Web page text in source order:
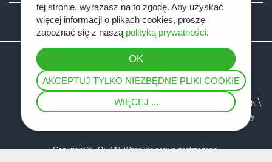
tej stronie, wyrażasz na to zgodę. Aby uzyskać
więcej informacji o plikach cookies, proszę
zapoznać się z naszą polityką prywatności.
AKCEPTUJ TYLKO NIEZBĘDNE PLIKI COOKIE
WIĘCEJ ...
Teamviewer
Informacja prawna
Ochrona danych
Ogólne warunki sprzedaży
Copyright © JOSKIN. Wszelkie prawa zastrzeżone.